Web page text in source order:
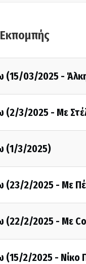
(15/03/2025 -
3/2025 - Με
(1/3/2025)
(23/2/2025 - Με
(22/2/2025 - Με
(15/2/2025 - Νίκο